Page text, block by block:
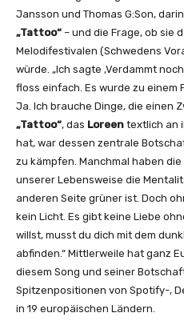
Jansson und Thomas G:Son,
„Tattoo“ – und die Frage, ob sie
Melodifestivalen (Schwedens
würde. „Ich sagte ‚Verdammt
floss einfach. Es wurde zu einem
Ja. Ich brauche Dinge, die einen
„Tattoo“, das Loreen textlich an
hat, war dessen zentrale
zu kämpfen. Manchmal haben
unserer Lebensweise die
anderen Seite grüner ist. Doch
kein Licht. Es gibt keine Liebe
willst, musst du dich mit dem
abfinden.“ Mittlerweile hat ganz
diesem Song und seiner
Spitzenpositionen von Spotify-,
in 19 europäischen Ländern.